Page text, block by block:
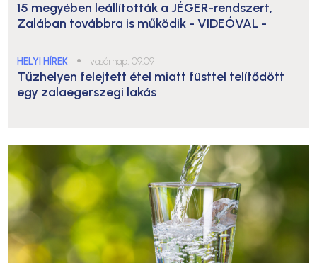
15 megyében leállították a JÉGER-rendszert,
Zalában továbbra is működik - VIDEÓVAL -
HELYI HÍREK ● vasárnap, 09:09
Tűzhelyen felejtett étel miatt füsttel telítődött
egy zalaegerszegi lakás